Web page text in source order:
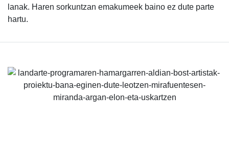
lanak. Haren sorkuntzan emakumeek baino ez dute parte
hartu.